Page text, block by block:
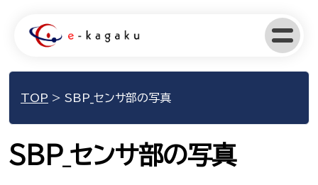
TOP > SBP_センサ部の写真
SBP_センサ部の写真